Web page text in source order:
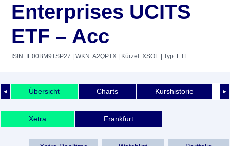
Enterprises UCITS
ETF – Acc
ISIN: IE00BM9TSP27 | WKN: A2QPTX | Kürzel: XSOE | Typ: ETF
◄ ►
Übersicht Charts Kurshistorie
Xetra Frankfurt